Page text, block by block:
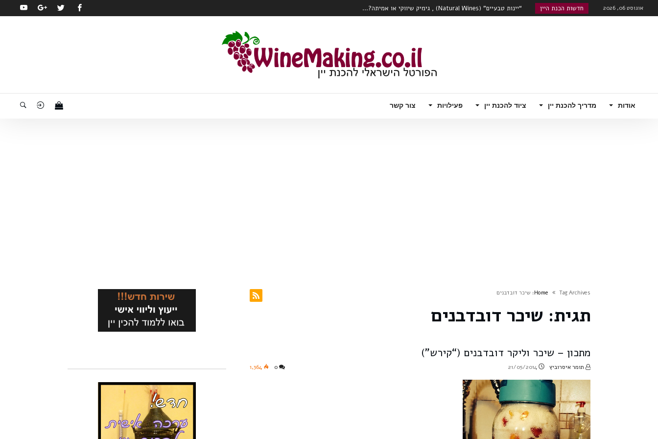
אוגוסט 06, 2026 חדשות הכנת היין
“יינות טבעיים” (Natural Wines) , גימיק שיווקי או אמיתה?...
האם הודו היא סין הבאה מבחינת שוק צרכני יין?...
רובוטי!...
אודות מדריך להכנת יין ציוד להכנת יין פעילויות צור קשר
Home Tag Archives: שיכר דובדבנים
תגית: שיכר דובדבנים
מתכון – שיכר וליקר דובדבנים (“קירש”)
תומר איסרוביץ 21/05/2014
1,364